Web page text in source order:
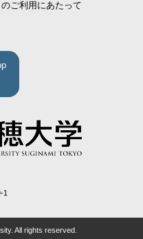
ご利用にあたって
1
All rights reserved.